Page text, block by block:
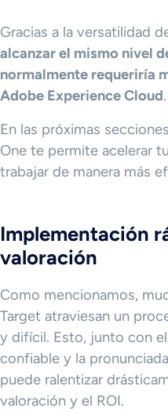
Gracias a la versatilidad
alcanzar el mismo nivel
normalmente requeriría
Adobe Experience Cloud.
En las próximas
One te permite acelerar
trabajar de manera más
Implementación
valoración
Como mencionamos,
Target atraviesan un
y difícil. Esto, junto con
confiable y la
puede ralentizar
valoración y el ROI.